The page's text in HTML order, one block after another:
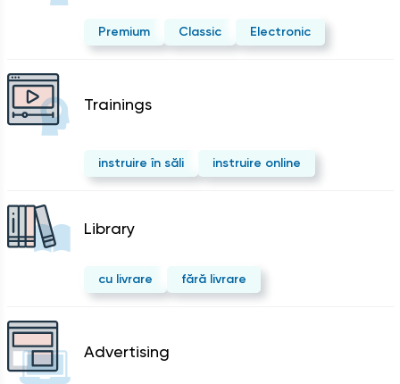
Premium Classic Electronic
Trainings
instruire în săli instruire online
Library
cu livrare fără livrare
Advertising